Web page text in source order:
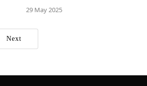
करने का सुझाव दिया
29 May 2025
Next